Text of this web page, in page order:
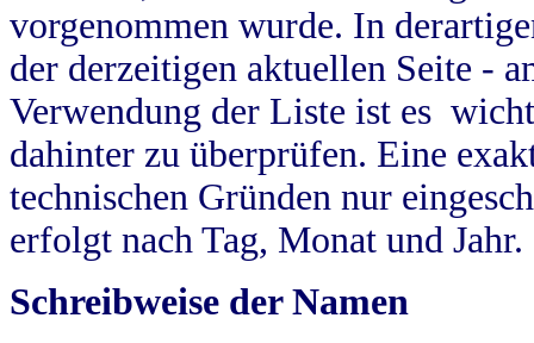
vorgenommen wurde. In
der derzeitigen aktuellen Seite -
Verwendung der Liste ist es
dahinter zu überprüfen. Eine
technischen Gründen nur
erfolgt nach Tag, Monat und Jahr.
Schreibweise der Namen